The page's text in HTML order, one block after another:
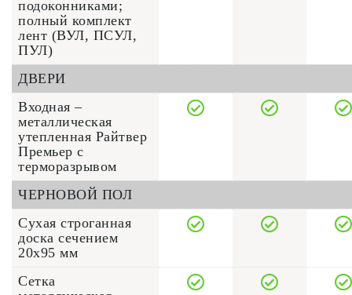
подоконниками;
полный комплект
лент (ВУЛ, ПСУЛ,
ПУЛ)
ДВЕРИ
Входная –
металлическая
утепленная Райтвер
Премьер с
терморазрывом
ЧЕРНОВОЙ ПОЛ
Сухая строганная
доска сечением
20x95 мм
Сетка